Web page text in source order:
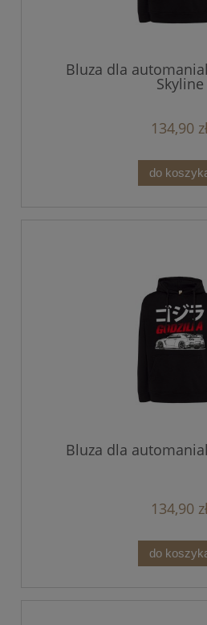
Bluza dla
Skyline
134,90
do
Bluza dla
134,90
do